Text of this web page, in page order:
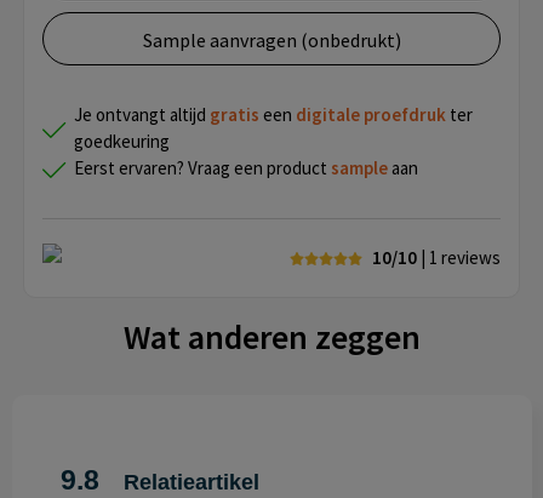
Sample aanvragen (onbedrukt)
Je ontvangt altijd gratis een digitale proefdruk ter
goedkeuring
Eerst ervaren? Vraag een product sample aan
10/10 | 1 reviews
Wat anderen zeggen
9.8 Relatieartikel